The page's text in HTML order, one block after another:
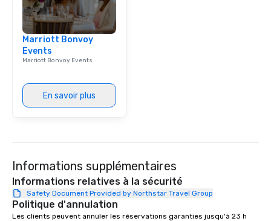
Our exclusive
right of you. Because
walking in between,
Marriott Bonvoy
Events
Marriott Bonvoy Events
En savoir plus
Informations supplémentaires
Informations relatives à la sécurité
Safety Document Provided by Northstar Travel Group
Politique d'annulation
Les clients peuvent annuler les réservations garanties jusqu'à 23 h